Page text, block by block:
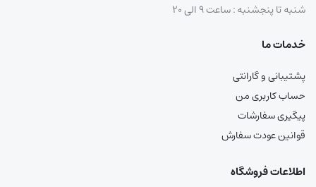
شنبه تا پنجشنبه : ساعت ۹ الی ۲۰
خدمات ما
پشتیبانی و گارانتی
حساب کاربری من
پیگیری سفارشات
قوانین عودت سفارش
اطلاعات فروشگاه